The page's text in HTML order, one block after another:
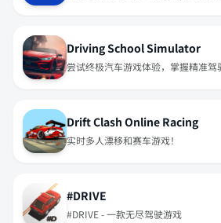
Driving School Simulator
尝试终极汽车游戏体验，掌握精准驾
Drift Clash Online Racing
实时多人漂移和赛车游戏！
#DRIVE
#DRIVE - 一款无尽驾驶游戏